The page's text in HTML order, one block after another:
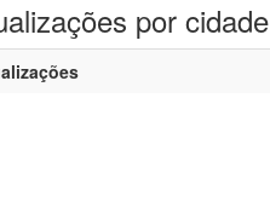
por cidade